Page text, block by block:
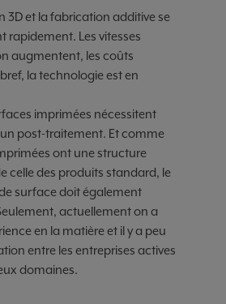
3D et la fabrication additive se
rapidement. Les vitesses
augmentent, les coûts
la technologie est en
imprimées nécessitent
post-traitement. Et comme
ont une structure
celle des produits standard, le
surface doit également
actuellement on a
en la matière et il y a peu
entre les entreprises actives
domaines.